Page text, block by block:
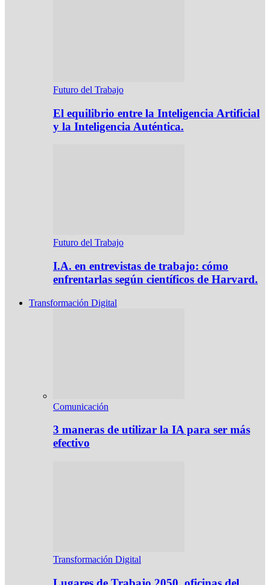
Futuro del Trabajo
El equilibrio entre la Inteligencia Artificial
y la Inteligencia Auténtica.
Futuro del Trabajo
I.A. en entrevistas de trabajo: cómo
enfrentarlas según científicos de Harvard.
Transformación Digital
Comunicación
3 maneras de utilizar la IA para ser más
efectivo
Transformación Digital